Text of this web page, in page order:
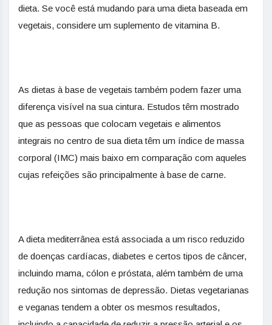
dieta. Se você está mudando para uma dieta baseada em
vegetais, considere um suplemento de vitamina B.
As dietas à base de vegetais também podem fazer uma
diferença visível na sua cintura. Estudos têm mostrado
que as pessoas que colocam vegetais e alimentos
integrais no centro de sua dieta têm um índice de massa
corporal (IMC) mais baixo em comparação com aqueles
cujas refeições são principalmente à base de carne.
A dieta mediterrânea está associada a um risco reduzido
de doenças cardíacas, diabetes e certos tipos de câncer,
incluindo mama, cólon e próstata, além também de uma
redução nos sintomas de depressão. Dietas vegetarianas
e veganas tendem a obter os mesmos resultados,